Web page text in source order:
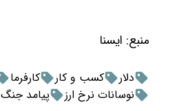
منبع: ايسنا
دلار کسب و کار کارفرما
نوسانات نرخ ارز
پیامد جنگ